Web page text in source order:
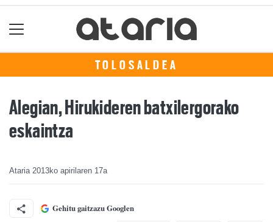
TOLOSALDEA
Alegian, Hirukideren batxilergorako
eskaintza
Ataria 2013ko apirilaren 17a
Gehitu gaitzazu Googlen